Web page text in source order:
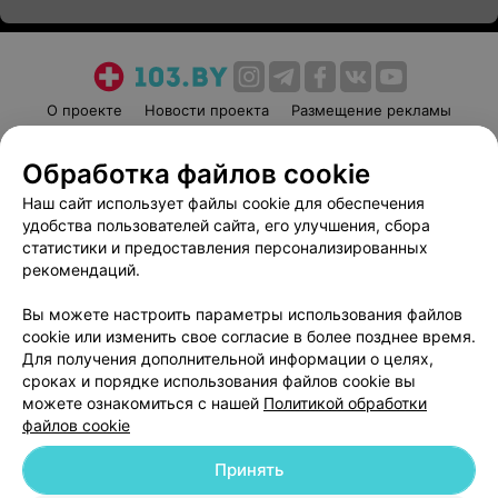
О проекте Новости проекта
Размещение рекламы
Пользовательское соглашение
Способы оплаты
Вакансии
Партнеры
Написать руководителю 103.by
Обработка персональных данных
© 2026 ООО «Артокс Лаб», УНП 191700409 | 220012, Республика Беларусь,
Обработка файлов cookie
Наш сайт использует файлы cookie для обеспечения
удобства пользователей сайта, его улучшения, сбора
статистики и предоставления персонализированных
рекомендаций.
Вы можете настроить параметры использования файлов
cookie или изменить свое согласие в более позднее время.
Для получения дополнительной информации о целях,
сроках и порядке использования файлов cookie вы
можете ознакомиться с нашей Политикой обработки
файлов cookie
Принять